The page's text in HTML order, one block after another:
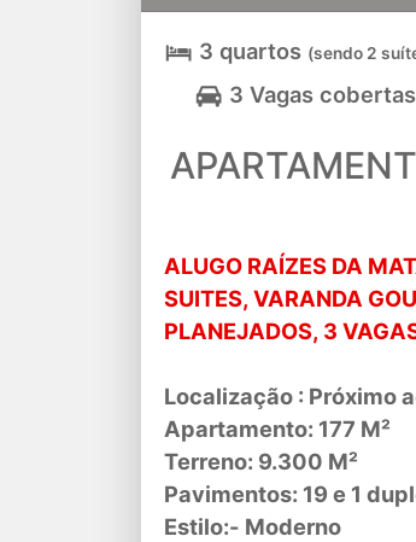
3 quartos (sendo 2
3 Vagas cobertas
ALUGO RAÍZES DA
SUITES, VARANDA
PLANEJADOS, 3
Localização : Próximo
Apartamento: 177 M²
Terreno: 9.300 M²
Pavimentos: 19 e 1
Estilo:- Moderno